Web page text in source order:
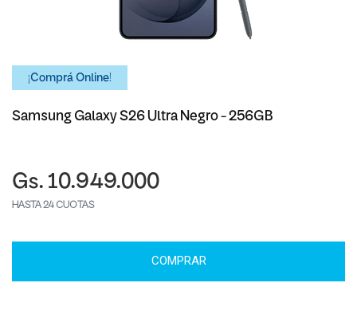
¡Comprá Online!
Samsung Galaxy S26 Ultra Negro - 256GB
Gs. 10.949.000
HASTA 24 CUOTAS
COMPRAR